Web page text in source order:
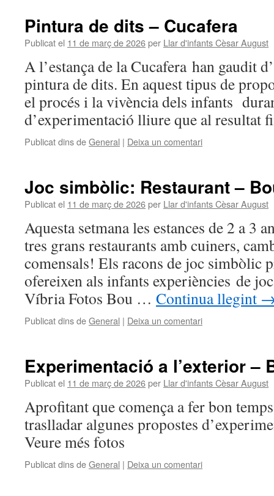
Pintura de dits – Cucafera
Publicat el 11 de març de 2026per Llar d'infants Cèsar August
A l’estança de la Cucafera han gaudit
pintura de dits. En aquest tipus de
el procés i la vivència dels infants
d’experimentació lliure que al resultat
Publicat dins deGeneral | Deixa un comentari
Joc simbòlic: Restaurant –
Publicat el 11 de març de 2026per Llar d'infants Cèsar August
Aquesta setmana les estances de 2 a 3
tres grans restaurants amb cuiners,
comensals! Els racons de joc simbòlic
ofereixen als infants experiències de
Víbria Fotos Bou … Continua llegint
Publicat dins deGeneral | Deixa un comentari
Experimentació a l’exterior –
Publicat el 11 de març de 2026per Llar d'infants Cèsar August
Aprofitant que comença a fer bon
traslladar algunes propostes
Veure més fotos
Publicat dins deGeneral | Deixa un comentari